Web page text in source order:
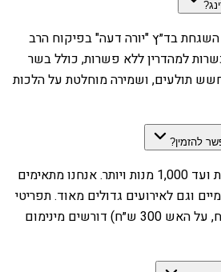
השגחת בד״ץ "יורה דעה" בפיקוח הרב
למהדרין ללא פשרות, כולל בשר
תולעים, ושמירה מוחלטת על הלכות
להזמין?
ניתן להזמין החל מ-10 מנות ועד 1,000 מנות ויותר. אנחנו מתאימים
וגם לאירועים גדולים מאוד. תפריטי
הפרימיום (יוקרתי 170 ש״ח, על האש 300 ש״ח) דורשים מינימום